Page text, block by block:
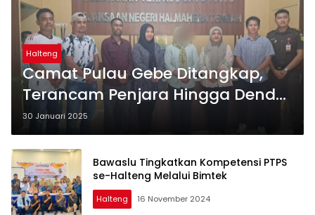
Halteng
Camat Pulau Gebe Ditangkap,
Terancam Penjara Hingga Denda
Jutaan
30 Januari 2025
Bawaslu Tingkatkan Kompetensi PTPS
se-Halteng Melalui Bimtek
Halteng 16 November 2024